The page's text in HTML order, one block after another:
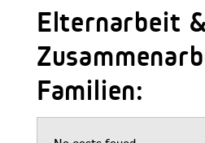
Elternarbeit
Familien: